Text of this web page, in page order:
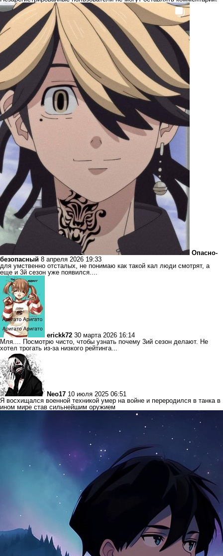
Опасно-
безопасный 8 апреля 2026 19:33
для умственно отсталых, не понимаю как такой кал люди смотрят, а
еще и 3й сезон уже появился....
erickk72 30 марта 2026 16:14
Мля.... Посмотрю чисто, чтобы узнать почему 3ий сезон делают. Не
хотел трогать из-за низкого рейтинга...
Neo17 10 июля 2025 06:51
Я восхищался военной техникой умер на войне и переродился в танка в
ином мире став сильнейшим оружием